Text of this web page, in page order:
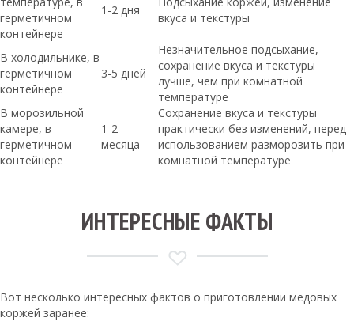
герметичном
контейнере
1-2 дня
вкуса и текстуры
В холодильнике, в
герметичном
контейнере
3-5 дней
Незначительное подсыхание,
сохранение вкуса и текстуры
лучше, чем при комнатной
температуре
В морозильной
камере, в
герметичном
контейнере
1-2
месяца
Сохранение вкуса и текстуры
практически без изменений, перед
использованием разморозить при
комнатной температуре
ИНТЕРЕСНЫЕ ФАКТЫ
Вот несколько интересных фактов о приготовлении медовых
коржей заранее: